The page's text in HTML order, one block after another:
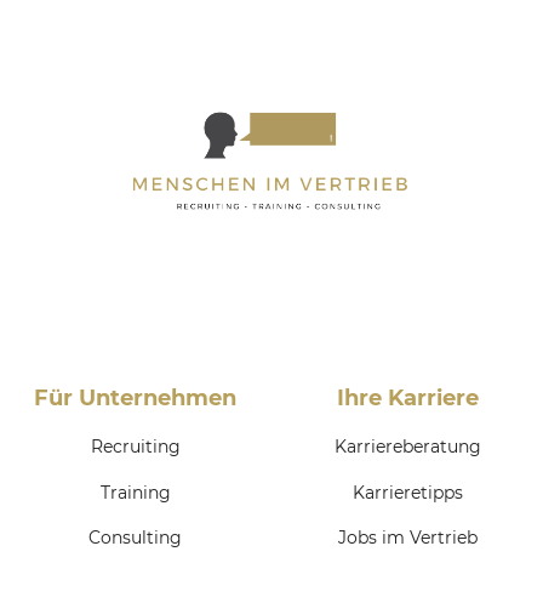
Für Unternehmen
Recruiting
Training
Consulting
Ihre Karriere
Karriereberatung
Karrieretipps
Jobs im Vertrieb